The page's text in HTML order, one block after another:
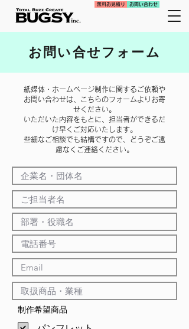
無料お見積り お問い合わせ
お問い合せフォーム
紙媒体・ホームページ制作に関するご依頼や
お問い合わせは、こちらのフォームよりお寄
せください。
いただいた内容をもとに、担当者ができるだ
け早くご対応いたします。
些細なご相談でも結構ですので、どうぞご遠
慮なくご連絡ください。
制作希望商品